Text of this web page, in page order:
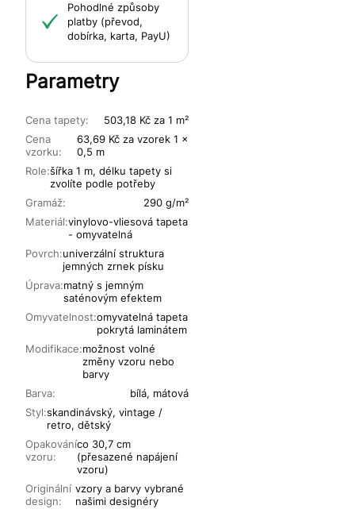
Pohodlné způsoby
platby (převod,
dobírka, karta, PayU)
Parametry
Cena tapety:
503,18 Kč za 1 m²
Cena
vzorku:
63,69 Kč za vzorek 1 x
0,5 m
Role:šířka 1 m, délku tapety si
zvolíte podle potřeby
Materiál:vinylovo-vliesová tapeta
- omyvatelná
Povrch:univerzální struktura
jemných zrnek písku
Úprava:matný s jemným
saténovým efektem
Omyvatelnost:omyvatelná tapeta
pokrytá laminátem
Modifikace:možnost volné
změny vzoru nebo
barvy
Barva:
bílá, mátová
Opakování
vzoru:
co 30,7 cm
(přesazené napájení
vzoru)
Originální
design:
vzory a barvy vybrané
našimi designéry
Gramáž: 290 g/m²
Styl:skandinávský, vintage /
retro, dětský